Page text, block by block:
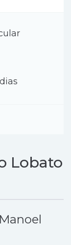
Lobato